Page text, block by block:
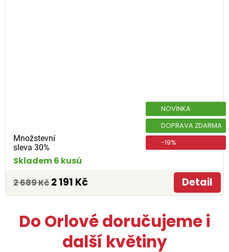
Množstevní
sleva 30%
NOVINKA
DOPRAVA ZDARMA
-19%
Skladem 6 kusů
2 689 Kč 2 191 Kč Detail
Do Orlové doručujeme i
další květiny